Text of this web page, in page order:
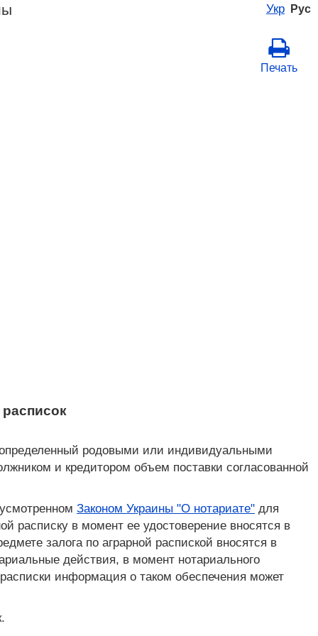
Укр Рус
Печать
определенный родовыми или индивидуальными
и кредитором объем поставки согласованной
Законом Украины "О нотариате" для
расписку в момент ее удостоверение вносятся в
залога по аграрной распиской вносятся в
действия, в момент нотариального
информация о таком обеспечения может